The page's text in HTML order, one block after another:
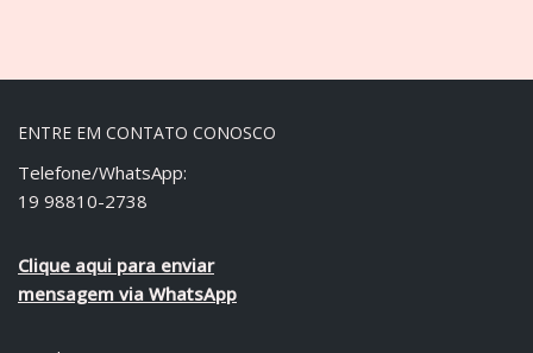
ENTRE EM CONTATO CONOSCO
Telefone/WhatsApp:
19 98810-2738
Clique aqui para enviar
mensagem via WhatsApp